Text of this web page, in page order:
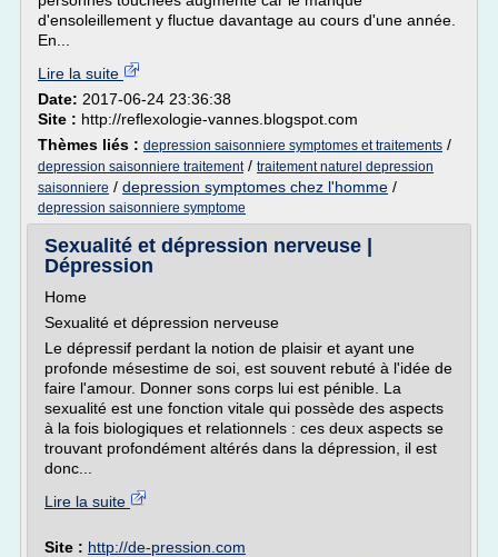
d'ensoleillement y fluctue davantage au cours d'une année.
En...
Lire la suite
Date: 2017-06-24 23:36:38
Site : http://reflexologie-vannes.blogspot.com
Thèmes liés : depression saisonniere symptomes et traitements /
depression saisonniere traitement/ traitement naturel depression
saisonniere / depression symptomes chez l'homme /
depression saisonniere symptome
Sexualité et dépression nerveuse |
Dépression
Home
Sexualité et dépression nerveuse
Le dépressif perdant la notion de plaisir et ayant une
profonde mésestime de soi, est souvent rebuté à l'idée de
faire l'amour. Donner sons corps lui est pénible. La
sexualité est une fonction vitale qui possède des aspects
à la fois biologiques et relationnels : ces deux aspects se
trouvant profondément altérés dans la dépression, il est
donc...
Lire la suite
Site : http://de-pression.com